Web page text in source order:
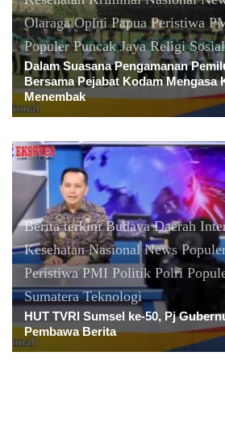
Olaraga Opini Papua Peristiwa
Populer Puncak Jaya Religi Sosial
Dalam Suasana Pengamanan
Bersama Pejabat Kodam Mengasa
Menembak
Berita terkini Budaya Daerah
Kesehatan Nasional News
Peristiwa PMI Politik Polri
Sumatera Teknologi
HUT TVRI Sumsel ke-50, Pj
Pembawa Berita